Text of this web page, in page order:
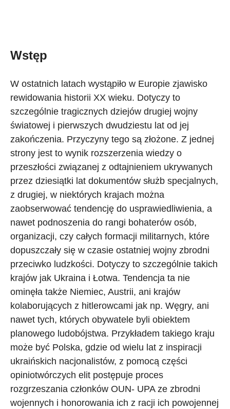
Wstęp
W ostatnich latach wystąpiło w Europie zjawisko
rewidowania historii XX wieku. Dotyczy to
szczególnie tragicznych dziejów drugiej wojny
światowej i pierwszych dwudziestu lat od jej
zakończenia. Przyczyny tego są złożone. Z jednej
strony jest to wynik rozszerzenia wiedzy o
przeszłości związanej z odtajnieniem ukrywanych
przez dziesiątki lat dokumentów służb specjalnych,
z drugiej, w niektórych krajach można
zaobserwować tendencję do usprawiedliwienia, a
nawet podnoszenia do rangi bohaterów osób,
organizacji, czy całych formacji militarnych, które
dopuszczały się w czasie ostatniej wojny zbrodni
przeciwko ludzkości. Dotyczy to szczególnie takich
krajów jak Ukraina i Łotwa. Tendencja ta nie
ominęła także Niemiec, Austrii, ani krajów
kolaborujących z hitlerowcami jak np. Węgry, ani
nawet tych, których obywatele byli obiektem
planowego ludobójstwa. Przykładem takiego kraju
może być Polska, gdzie od wielu lat z inspiracji
ukraińskich nacjonalistów, z pomocą części
opiniotwórczych elit postępuje proces
rozgrzeszania członków OUN- UPA ze zbrodni
wojennych i honorowania ich z racji ich powojennej